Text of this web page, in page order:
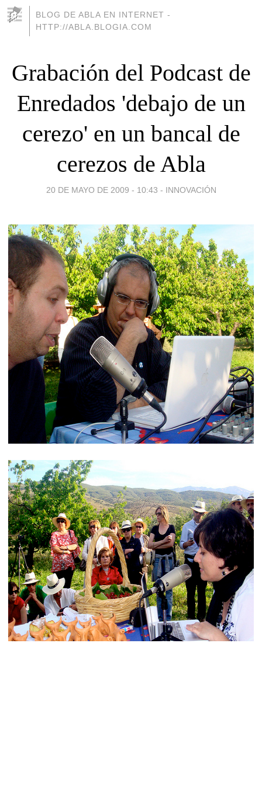
BLOG DE ABLA EN INTERNET -
HTTP://ABLA.BLOGIA.COM
Grabación del Podcast de
Enredados 'debajo de un
cerezo' en un bancal de
cerezos de Abla
20 DE MAYO DE 2009 - 10:43 - INNOVACIÓN